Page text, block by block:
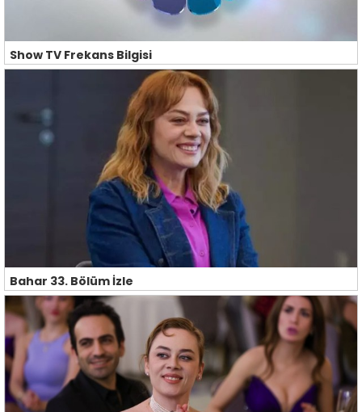
Show TV Frekans Bilgisi
Bahar 33. Bölüm İzle